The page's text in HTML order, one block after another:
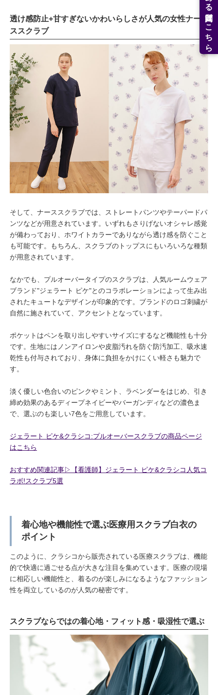
透け感防止+甘すぎないかわいらしさが人気の女性ナー
ススクラブ
そして、ナーススクラブでは、ストレートパンツやテーパードパ
ンツなどが用意されています。いずれもさりげないオシャレ感覚
が備わっており、ホワイトカラーでありながら透け感を防ぐこと
も可能です。もちろん、スクラブのトップスにもいろいろな種類
が用意されています。
なかでも、プルオーバータイプのスクラブは、人気ルームウェア
ブランド"ジェラート ピケ"とのコラボレーションによって生み出
されたキュートなデザインが印象的です。ブランドのロゴ刺繍が
自然に施されていて、アクセントとなっています。
ポケットはペンを取り出しやすいサイズにするなど機能性も十分
です。生地にはノンアイロンや皮脂汚れを防ぐ防汚加工、吸水速
乾性も付与されており、身体に負担をかけにくい軽さも魅力で
す。
淡く優しい色合いのピンクやミント、ラベンダーをはじめ、引き
締め効果のあるディープネイビーやバーガンディなどの濃色ま
で、選ぶのも楽しい7色をご用意しています。
ジェラート ピケ&クラシコ:プルオーバースクラブの商品ページ
はこちら
おすすめ関連記事▷【看護師】ジェラート ピケ&クラシコ人気コ
ラボ!スクラブ5選
着心地や機能性で選ぶ医療用スクラブ白衣の
ポイント
このように、クラシコから販売されている医療スクラブは、機能
的で快適に過ごせる点が大きな注目を集めています。医療の現場
に相応しい機能性と、着るのが楽しみになるようなファッション
性を両立しているのが人気の秘密です。
スクラブならではの着心地・フィット感・吸湿性で選ぶ